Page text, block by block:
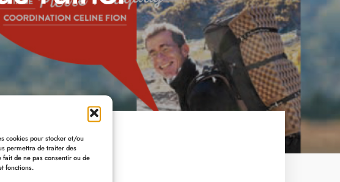
cookies pour stocker et/ou
permettra de traiter des
de ne pas consentir ou de
fonctions.